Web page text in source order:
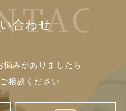
合わせ
悩みがありましたら
相談ください